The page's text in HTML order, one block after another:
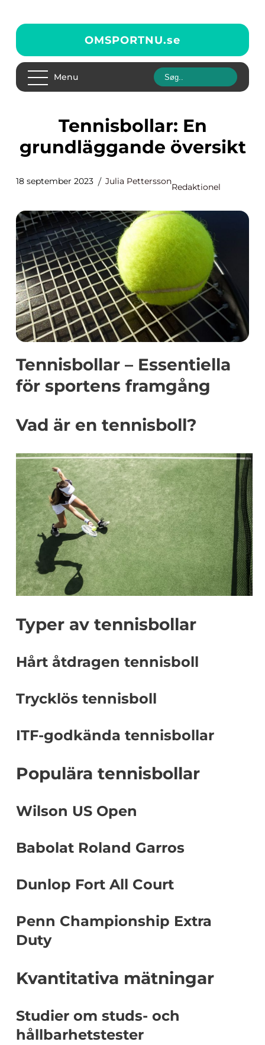
OMSPORTNU.se
Menu
Tennisbollar: En
grundläggande översikt
18 september 2023 Julia Pettersson
Redaktionel
Tennisbollar – Essentiella
för sportens framgång
Vad är en tennisboll?
Typer av tennisbollar
Hårt åtdragen tennisboll
Trycklös tennisboll
ITF-godkända tennisbollar
Populära tennisbollar
Wilson US Open
Babolat Roland Garros
Dunlop Fort All Court
Penn Championship Extra
Duty
Kvantitativa mätningar
Studier om studs- och
hållbarhetstester